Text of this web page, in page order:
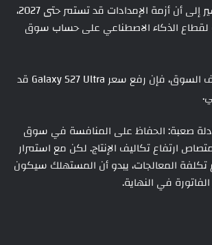
التوقعات الحالية تشير إلى أن أزمة الإمدادات قد تستمر حتى 2027،
لقطاع الذكاء الاصطناعي على حساب سوق
وإذا لم تتحسن ظروف السوق، فإن رفع سعر Galaxy S27 Ultra قد
صعبة: الحفاظ على المنافسة في سوق
ارتفاع تكاليف الإنتاج. لكن مع استمرار
تكلفة المعالجات، يبدو أن المستهلك سيكون
في النهاية.